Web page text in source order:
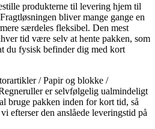
produkterne til levering hjem til
bliver mange gange en
særdeles fleksibel. Den mest
tid være selv at hente pakken, som
du fysisk befinder dig med kort
/ Papir og blokke /
er selvfølgelig ualmindeligt
bruge pakken inden for kort tid, så
efterser den anslåede leveringstid på